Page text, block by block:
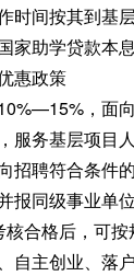
时间按其到基
家助学贷款本
惠政策
， 面
服务基层项目
招聘符合条件
报同级事业单
核合格后 ， 可按
自主创业、落